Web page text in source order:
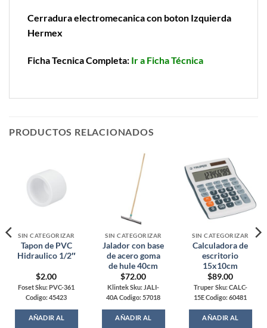
Cerradura electromecanica con boton Izquierda
Hermex
Ficha Tecnica Completa: Ir a Ficha Técnica
PRODUCTOS RELACIONADOS
SIN CATEGORIZAR
Tapon de PVC
Hidraulico 1/2″
$2.00
Foset Sku: PVC-361
Codigo: 45423
AÑADIR AL
SIN CATEGORIZAR
Jalador con base
de acero goma
de hule 40cm
$72.00
Klintek Sku: JALI-
40A Codigo: 57018
AÑADIR AL
SIN CATEGORIZAR
Calculadora de
escritorio
15x10cm
$89.00
Truper Sku: CALC-
15E Codigo: 60481
AÑADIR AL